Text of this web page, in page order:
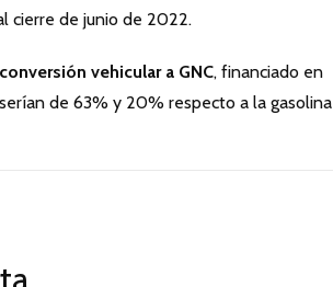
cierre de junio de 2022.
conversión vehicular a GNC, financiado en
de 63% y 20% respecto a la gasolina